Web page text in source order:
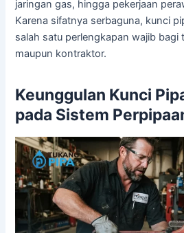
jaringan gas, hingga pekerjaan
Karena sifatnya serbaguna, kunci
salah satu perlengkapan wajib bagi
maupun kontraktor.
Keunggulan Kunci
pada Sistem